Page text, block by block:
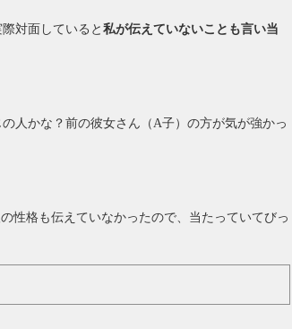
対面していると 私が伝えていないことも言い当
人かな？前の彼女さん（A子）の方が気が強かっ
性格も伝えていなかったので、当たっていてびっ